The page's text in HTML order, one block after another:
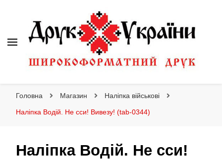
Головна Магазин Наліпка військові
Наліпка Водій. Не сси! Вивезу! (tab-0344)
Наліпка Водій. Не сси!